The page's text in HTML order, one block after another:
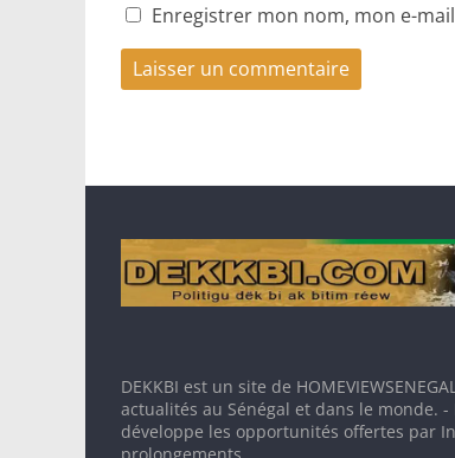
Enregistrer mon nom, mon e-
DEKKBI est un site de
actualités au Sénégal et dans le monde. -
développe les opportunités offertes par